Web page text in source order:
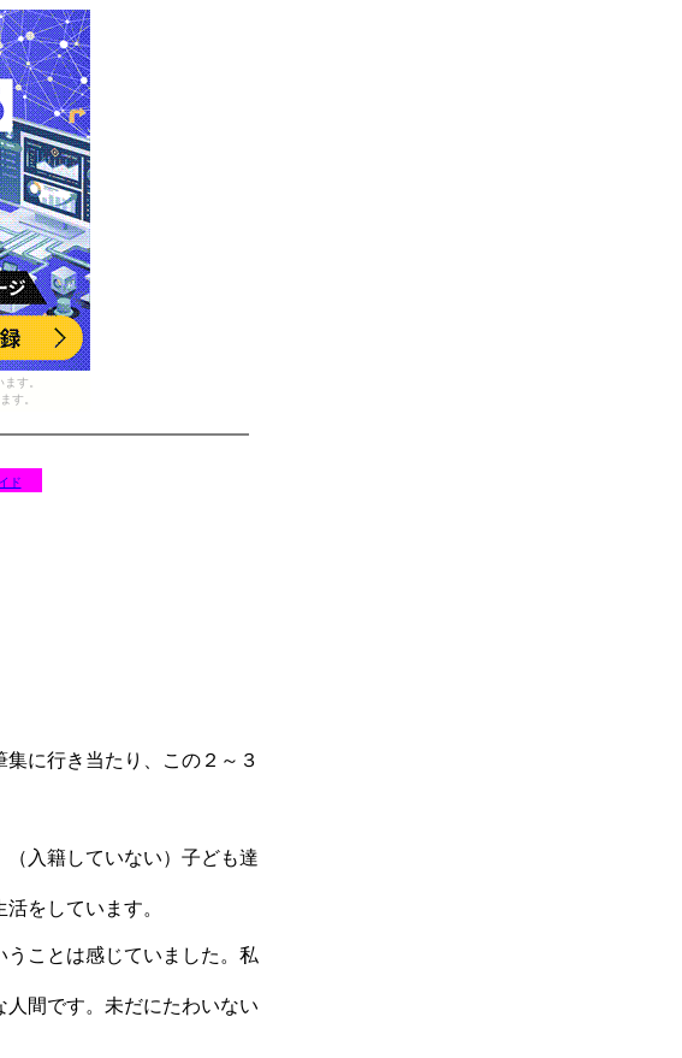
す。
す。
ド
に行き当たり、この２～３
入籍していない）子ども達
をしています。
ことは感じていました。私
間です。未だにたわいない